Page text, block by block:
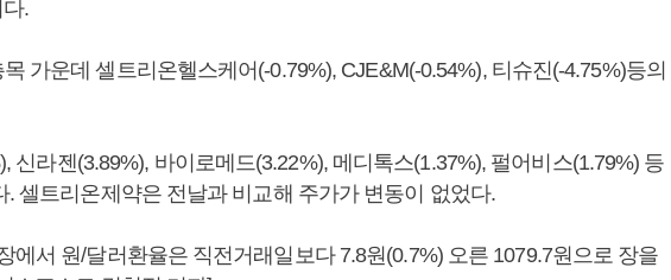
.
가운데 셀트리온헬스케어(-0.79%), CJE&M(-0.54%), 티슈진(-4.75%)등의
신라젠(3.89%), 바이로메드(3.22%), 메디톡스(1.37%), 펄어비스(1.79%) 등
. 셀트리온제약은 전날과 비교해 주가가 변동이 없었다.
에서 원/달러환율은 직전거래일보다 7.8원(0.7%) 오른 1079.7원으로 장을